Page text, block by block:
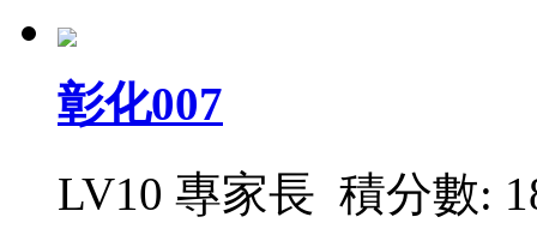
彰化007
LV10 專家長 積分數: